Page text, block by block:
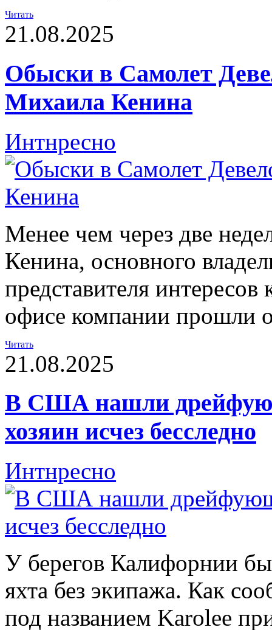
Читать
21.08.2025
Обыски в Самолет
Михаила Кенина
Интнресно
Менее чем через две
Кенина, основного
представителя
офисе компании прошли
Читать
21.08.2025
В США нашли
хозяин исчез бесследно
Интнресно
У берегов Калифорнии
яхта без экипажа. Как
под названием Karolee